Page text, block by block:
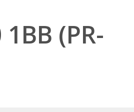
(РR-